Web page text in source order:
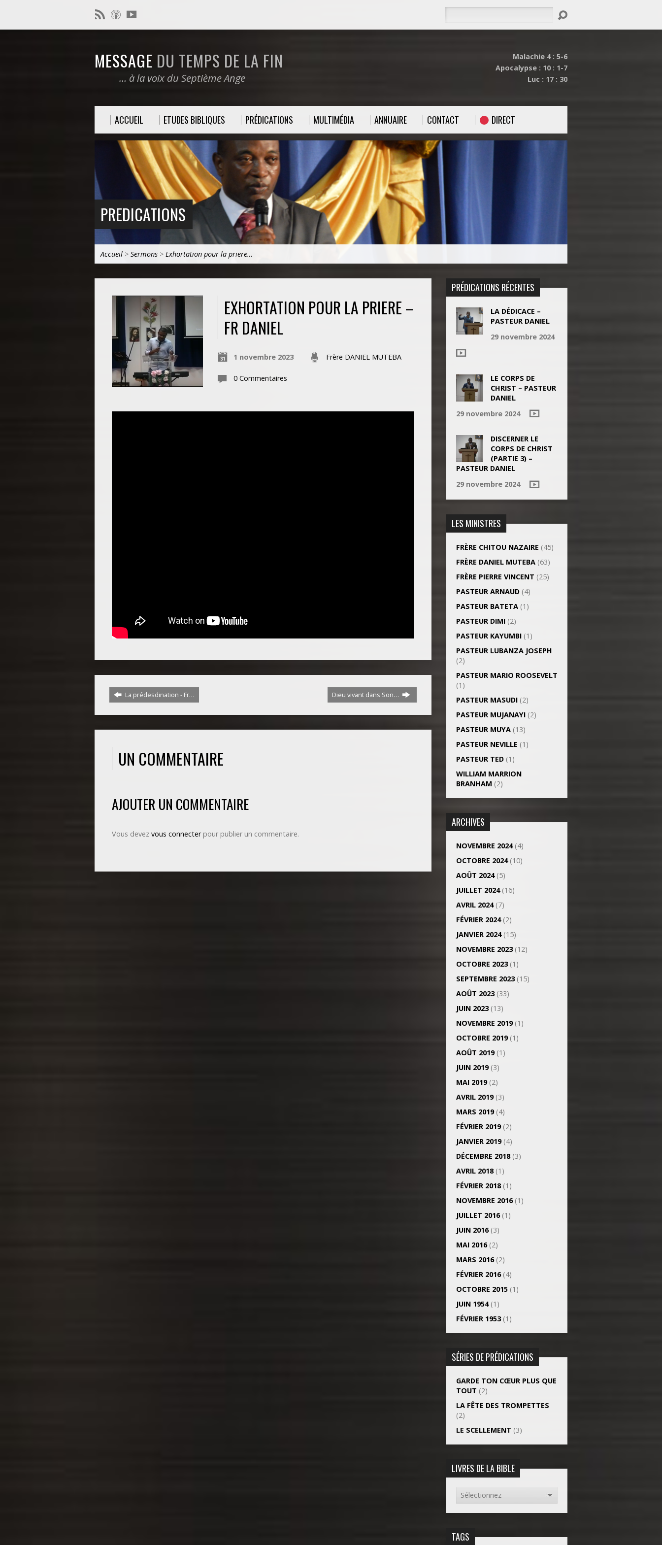
MESSAGE DU TEMPS DE LA FIN
… à la voix du Septième Ange
Malachie 4 : 5-6
Apocalypse : 10 : 1-7
Luc : 17 : 30
ACCUEIL ETUDES BIBLIQUES PRÉDICATIONS MULTIMÉDIA ANNUAIRE CONTACT DIRECT
PREDICATIONS
Accueil > Sermons > Exhortation pour la priere…
EXHORTATION POUR LA PRIERE –
FR DANIEL
1 novembre 2023 Frère DANIEL MUTEBA
0 Commentaires
La prédesdination - Fr… Dieu vivant dans Son…
UN COMMENTAIRE
AJOUTER UN COMMENTAIRE
Vous devez vous connecterpour publier un commentaire.
PRÉDICATIONS RÉCENTES
LA DÉDICACE –
PASTEUR DANIEL
29 novembre 2024
LE CORPS DE
CHRIST – PASTEUR
DANIEL
29 novembre 2024
DISCERNER LE
CORPS DE CHRIST
(PARTIE 3) –
PASTEUR DANIEL
29 novembre 2024
LES MINISTRES
FRÈRE CHITOU NAZAIRE (45)
FRÈRE DANIEL MUTEBA (63)
FRÈRE PIERRE VINCENT (25)
PASTEUR ARNAUD (4)
PASTEUR BATETA (1)
PASTEUR DIMI (2)
PASTEUR KAYUMBI (1)
PASTEUR LUBANZA JOSEPH
(2)
PASTEUR MARIO ROOSEVELT
(1)
PASTEUR MASUDI (2)
PASTEUR MUJANAYI (2)
PASTEUR MUYA (13)
PASTEUR NEVILLE (1)
PASTEUR TED (1)
WILLIAM MARRION
BRANHAM (2)
ARCHIVES
NOVEMBRE 2024(4)
OCTOBRE 2024(10)
AOÛT 2024(5)
JUILLET 2024(16)
AVRIL 2024(7)
FÉVRIER 2024(2)
JANVIER 2024(15)
NOVEMBRE 2023(12)
OCTOBRE 2023(1)
SEPTEMBRE 2023(15)
AOÛT 2023(33)
JUIN 2023(13)
NOVEMBRE 2019(1)
OCTOBRE 2019(1)
AOÛT 2019(1)
JUIN 2019(3)
MAI 2019(2)
AVRIL 2019(3)
MARS 2019(4)
FÉVRIER 2019(2)
JANVIER 2019(4)
DÉCEMBRE 2018(3)
AVRIL 2018(1)
FÉVRIER 2018(1)
NOVEMBRE 2016(1)
JUILLET 2016(1)
JUIN 2016(3)
MAI 2016(2)
MARS 2016(2)
FÉVRIER 2016(4)
OCTOBRE 2015 (1)
JUIN 1954(1)
FÉVRIER 1953(1)
SÉRIES DE PRÉDICATIONS
GARDE TON CŒUR PLUS QUE
TOUT (2)
LA FÊTE DES TROMPETTES
(2)
LE SCELLEMENT (3)
LIVRES DE LA BIBLE
TAGS